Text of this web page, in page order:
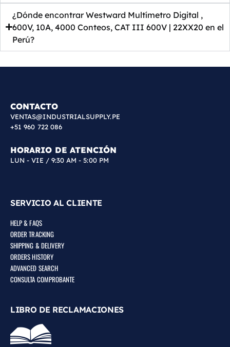
¿Dónde encontrar Westward Multímetro Digital ,
600V, 10A, 4000 Conteos, CAT III 600V | 22XX20 en el
Perú?
CONTACTO
VENTAS@INDUSTRIALSUPPLY.PE
+51 960 722 086
HORARIO DE ATENCIÓN
LUN - VIE / 9:30 AM - 5:00 PM
SERVICIO AL CLIENTE
HELP & FAQS
ORDER TRACKING
SHIPPING & DELIVERY
ORDERS HISTORY
ADVANCED SEARCH
CONSULTA COMPROBANTE
LIBRO DE RECLAMACIONES